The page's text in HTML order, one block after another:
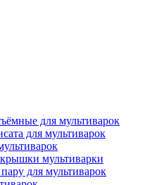
для мультиварок
для мультиварок
мультиварки
для мультиварок